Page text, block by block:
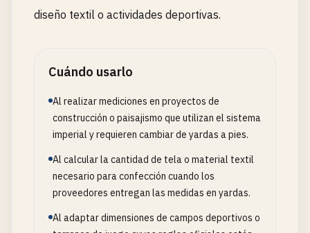
diseño textil o actividades deportivas.
Cuándo usarlo
Al realizar mediciones en proyectos de
construcción o paisajismo que utilizan el sistema
imperial y requieren cambiar de yardas a pies.
Al calcular la cantidad de tela o material textil
necesario para confección cuando los
proveedores entregan las medidas en yardas.
Al adaptar dimensiones de campos deportivos o